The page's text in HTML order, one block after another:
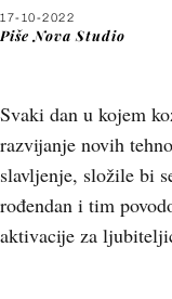
17-10-2022
Piše Nova Studio
Svaki dan u kojem
razvijanje novih
slavljenje, složile bi
rođendan i tim
aktivacije za